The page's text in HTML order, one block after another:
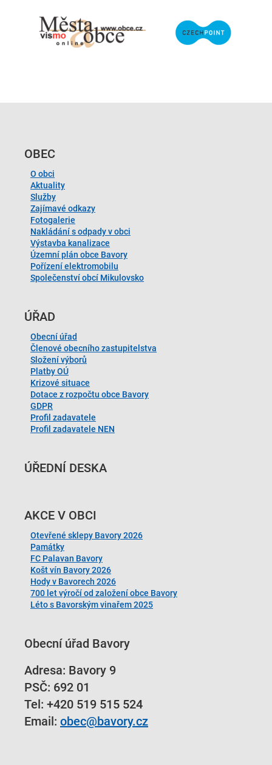
OBEC
O obci
Aktuality
Služby
Zajímavé odkazy
Fotogalerie
Nakládání s odpady v obci
Výstavba kanalizace
Územní plán obce Bavory
Pořízení elektromobilu
Společenství obcí Mikulovsko
ÚŘAD
Obecní úřad
Členové obecního zastupitelstva
Složení výborů
Platby OÚ
Krizové situace
Dotace z rozpočtu obce Bavory
GDPR
Profil zadavatele
Profil zadavatele NEN
ÚŘEDNÍ DESKA
AKCE V OBCI
Otevřené sklepy Bavory 2026
Památky
FC Palavan Bavory
Košt vín Bavory 2026
Hody v Bavorech 2026
700 let výročí od založení obce Bavory
Léto s Bavorským vinařem 2025
Obecní úřad Bavory
Adresa: Bavory 9
PSČ: 692 01
Tel: +420 519 515 524
Email: obec@bavory.cz